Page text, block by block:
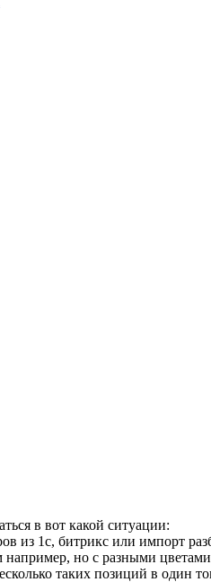
в вот какой ситуации:
из 1с, битрикс или импорт
например, но с разными
таких позиций в один